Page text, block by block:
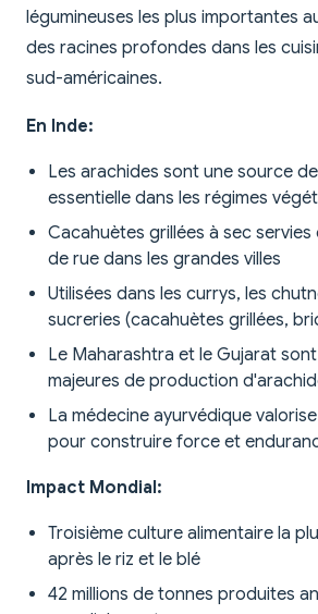
légumineuses les plus importantes
des racines profondes dans les
sud-américaines.
En Inde:
Les arachides sont une source
essentielle dans les régimes
Cacahuètes grillées à sec
de rue dans les grandes villes
Utilisées dans les currys, les
sucreries (cacahuètes grillées,
Le Maharashtra et le Gujarat
majeures de production
La médecine ayurvédique
pour construire force et
Impact Mondial:
Troisième culture alimentaire la
après le riz et le blé
42 millions de tonnes produites